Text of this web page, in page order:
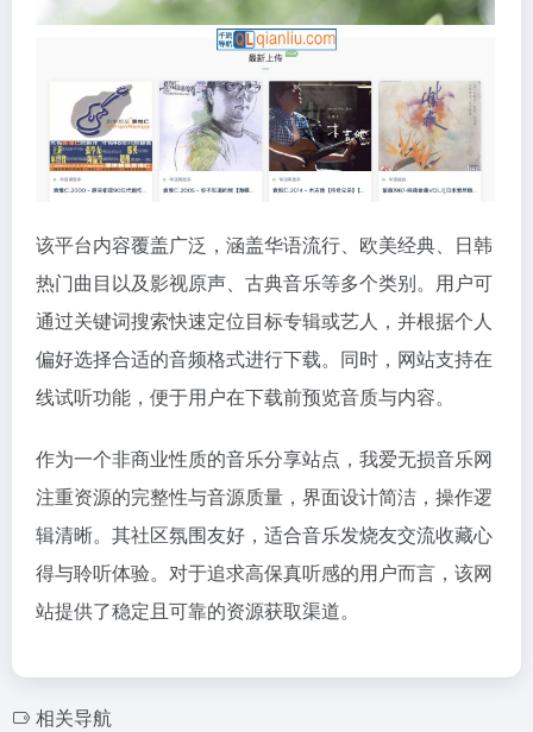
该平台内容覆盖广泛，涵盖华语流行、欧美经典、日韩
热门曲目以及影视原声、古典音乐等多个类别。用户可
通过关键词搜索快速定位目标专辑或艺人，并根据个人
偏好选择合适的音频格式进行下载。同时，网站支持在
线试听功能，便于用户在下载前预览音质与内容。
作为一个非商业性质的音乐分享站点，我爱无损音乐网
注重资源的完整性与音源质量，界面设计简洁，操作逻
辑清晰。其社区氛围友好，适合音乐发烧友交流收藏心
得与聆听体验。对于追求高保真听感的用户而言，该网
站提供了稳定且可靠的资源获取渠道。
相关导航